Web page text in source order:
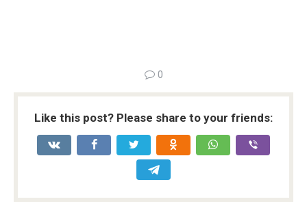
0
Like this post? Please share to your friends: